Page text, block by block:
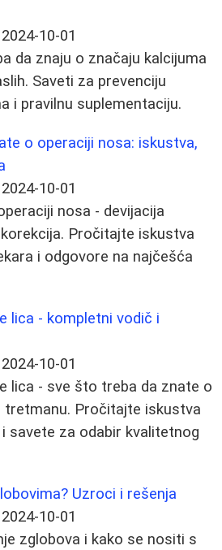
2024-10-01
da znaju o značaju kalcijuma
Saveti za prevenciju
i pravilnu suplementaciju.
o operaciji nosa: iskustva,
2024-10-01
nosa - devijacija
Pročitajte iskustva
i odgovore na najčešća
lica - kompletni vodič i
2024-10-01
lica - sve što treba da znate o
tretmanu. Pročitajte iskustva
savete za odabir kvalitetnog
Uzroci i rešenja
2024-10-01
zglobova i kako se nositi s